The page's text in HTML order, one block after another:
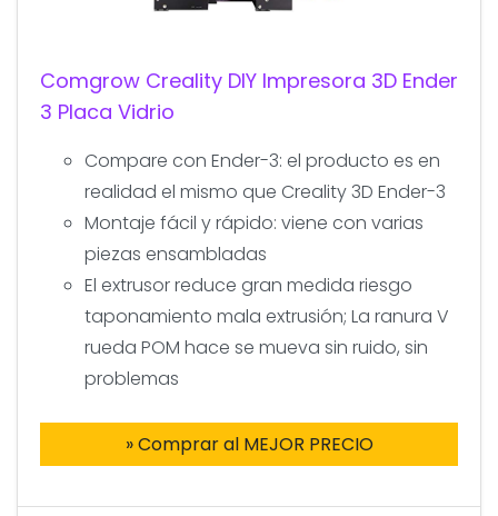
Comgrow Creality DIY Impresora 3D Ender
3 Placa Vidrio
Compare con Ender-3: el producto es en
realidad el mismo que Creality 3D Ender-3
Montaje fácil y rápido: viene con varias
piezas ensambladas
El extrusor reduce gran medida riesgo
taponamiento mala extrusión; La ranura V
rueda POM hace se mueva sin ruido, sin
problemas
» Comprar al MEJOR PRECIO